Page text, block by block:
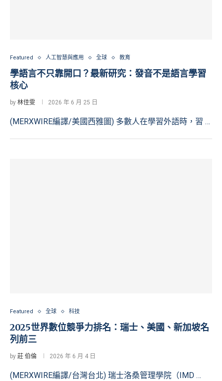
Featured 人工智慧與應用 全球 教育
學語言不只靠開口？最新研究：發音不是語言學習
核心
by 林佳雯 2026 年 6 月 25 日
(MERXWIRE編譯/美國西雅圖) 多數人在學習外語時，習 …
Featured 全球 科技
2025世界數位競爭力排名：瑞士、美國、新加坡名
列前三
by 莊 伯倫 2026 年 6 月 4 日
(MERXWIRE編譯/台灣台北) 瑞士洛桑管理學院（IMD …